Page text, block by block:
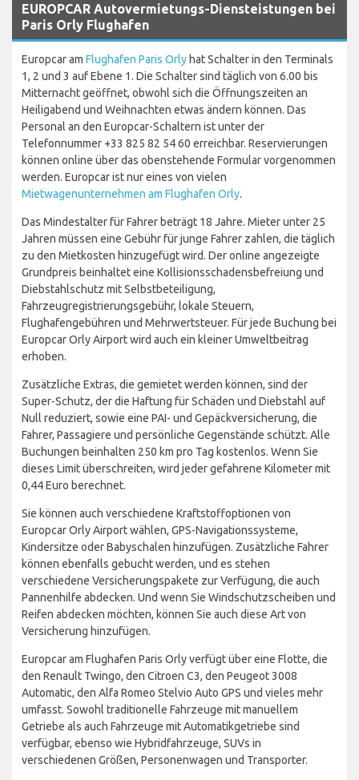
EUROPCAR Autovermietungs-Diensteistungen bei
Paris Orly Flughafen
Europcar am Flughafen Paris Orlyhat Schalter in den Terminals
1, 2 und 3 auf Ebene 1. Die Schalter sind täglich von 6.00 bis
Mitternacht geöffnet, obwohl sich die Öffnungszeiten an
Heiligabend und Weihnachten etwas ändern können. Das
Personal an den Europcar-Schaltern ist unter der
Telefonnummer +33 825 82 54 60 erreichbar. Reservierungen
können online über das obenstehende Formular vorgenommen
werden. Europcar ist nur eines von vielen
Mietwagenunternehmen am Flughafen Orly.
Das Mindestalter für Fahrer beträgt 18 Jahre. Mieter unter 25
Jahren müssen eine Gebühr für junge Fahrer zahlen, die täglich
zu den Mietkosten hinzugefügt wird. Der online angezeigte
Grundpreis beinhaltet eine Kollisionsschadensbefreiung und
Diebstahlschutz mit Selbstbeteiligung,
Fahrzeugregistrierungsgebühr, lokale Steuern,
Flughafengebühren und Mehrwertsteuer. Für jede Buchung bei
Europcar Orly Airport wird auch ein kleiner Umweltbeitrag
erhoben.
Zusätzliche Extras, die gemietet werden können, sind der
Super-Schutz, der die Haftung für Schäden und Diebstahl auf
Null reduziert, sowie eine PAI- und Gepäckversicherung, die
Fahrer, Passagiere und persönliche Gegenstände schützt. Alle
Buchungen beinhalten 250 km pro Tag kostenlos. Wenn Sie
dieses Limit überschreiten, wird jeder gefahrene Kilometer mit
0,44 Euro berechnet.
Sie können auch verschiedene Kraftstoffoptionen von
Europcar Orly Airport wählen, GPS-Navigationssysteme,
Kindersitze oder Babyschalen hinzufügen. Zusätzliche Fahrer
können ebenfalls gebucht werden, und es stehen
verschiedene Versicherungspakete zur Verfügung, die auch
Pannenhilfe abdecken. Und wenn Sie Windschutzscheiben und
Reifen abdecken möchten, können Sie auch diese Art von
Versicherung hinzufügen.
Europcar am Flughafen Paris Orly verfügt über eine Flotte, die
den Renault Twingo, den Citroen C3, den Peugeot 3008
Automatic, den Alfa Romeo Stelvio Auto GPS und vieles mehr
umfasst. Sowohl traditionelle Fahrzeuge mit manuellem
Getriebe als auch Fahrzeuge mit Automatikgetriebe sind
verfügbar, ebenso wie Hybridfahrzeuge, SUVs in
verschiedenen Größen, Personenwagen und Transporter.